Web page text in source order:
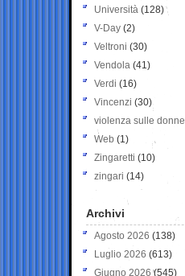
Università (128)
V-Day (2)
Veltroni (30)
Vendola (41)
Verdi (16)
Vincenzi (30)
violenza sulle donne
Web (1)
Zingaretti (10)
zingari (14)
Archivi
Agosto 2026 (138)
Luglio 2026 (613)
Giugno 2026 (545)